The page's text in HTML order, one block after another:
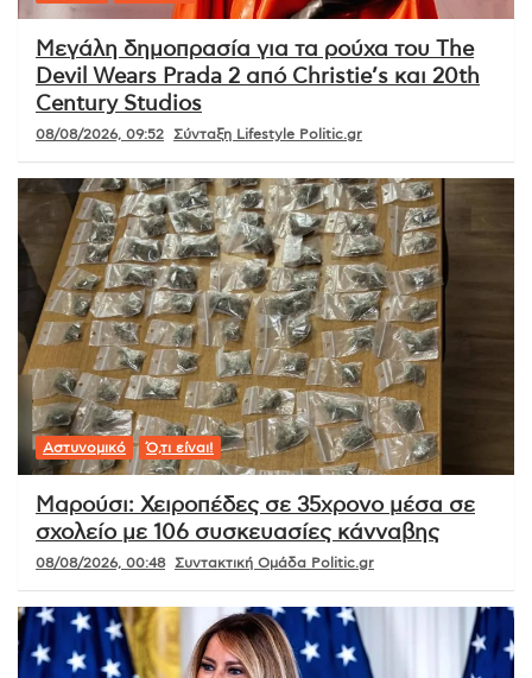
Μεγάλη δημοπρασία για τα ρούχα του The
Devil Wears Prada 2 από Christie’s και 20th
Century Studios
08/08/2026, 09:52 Σύνταξη Lifestyle Politic.gr
Αστυνομικό Ό,τι είναι!
Μαρούσι: Χειροπέδες σε 35χρονο μέσα σε
σχολείο με 106 συσκευασίες κάνναβης
08/08/2026, 00:48 Συντακτική Ομάδα Politic.gr